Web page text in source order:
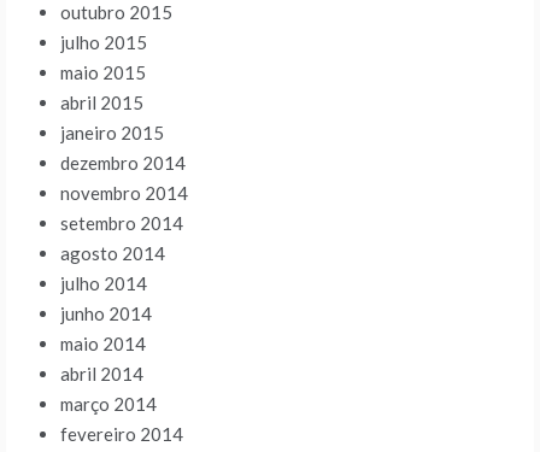
outubro 2015
julho 2015
maio 2015
abril 2015
janeiro 2015
dezembro 2014
novembro 2014
setembro 2014
agosto 2014
julho 2014
junho 2014
maio 2014
abril 2014
março 2014
fevereiro 2014